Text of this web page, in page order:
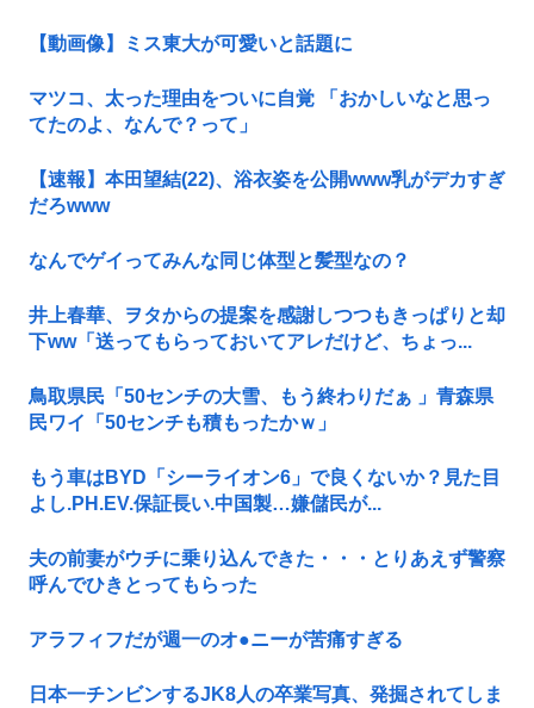
【動画像】ミス東大が可愛いと話題に
マツコ、太った理由をついに自覚 「おかしいなと思っ
てたのよ、なんで？って」
【速報】本田望結(22)、浴衣姿を公開www乳がデカすぎ
だろwww
なんでゲイってみんな同じ体型と髪型なの？
井上春華、ヲタからの提案を感謝しつつもきっぱりと却
下ww「送ってもらっておいてアレだけど、ちょっ...
鳥取県民「50センチの大雪、もう終わりだぁ 」青森県
民ワイ「50センチも積もったかｗ」
もう車はBYD「シーライオン6」で良くないか？見た目
よし.PH.EV.保証長い.中国製…嫌儲民が...
夫の前妻がウチに乗り込んできた・・・とりあえず警察
呼んでひきとってもらった
アラフィフだが週一のオ●ニーが苦痛すぎる
日本一チンビンするJK8人の卒業写真、発掘されてしま